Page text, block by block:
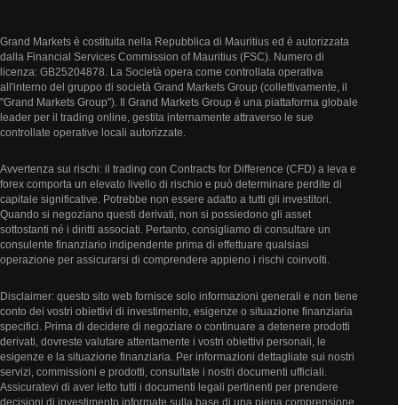
Grand Markets è costituita nella Repubblica di Mauritius ed è autorizzata
dalla Financial Services Commission of Mauritius (FSC). Numero di
licenza: GB25204878. La Società opera come controllata operativa
all'interno del gruppo di società Grand Markets Group (collettivamente, il
"Grand Markets Group"). Il Grand Markets Group è una piattaforma globale
leader per il trading online, gestita internamente attraverso le sue
controllate operative locali autorizzate.
Avvertenza sui rischi: il trading con Contracts for Difference (CFD) a leva e
forex comporta un elevato livello di rischio e può determinare perdite di
capitale significative. Potrebbe non essere adatto a tutti gli investitori.
Quando si negoziano questi derivati, non si possiedono gli asset
sottostanti né i diritti associati. Pertanto, consigliamo di consultare un
consulente finanziario indipendente prima di effettuare qualsiasi
operazione per assicurarsi di comprendere appieno i rischi coinvolti.
Disclaimer: questo sito web fornisce solo informazioni generali e non tiene
conto dei vostri obiettivi di investimento, esigenze o situazione finanziaria
specifici. Prima di decidere di negoziare o continuare a detenere prodotti
derivati, dovreste valutare attentamente i vostri obiettivi personali, le
esigenze e la situazione finanziaria. Per informazioni dettagliate sui nostri
servizi, commissioni e prodotti, consultate i nostri documenti ufficiali.
Assicuratevi di aver letto tutti i documenti legali pertinenti per prendere
decisioni di investimento informate sulla base di una piena comprensione